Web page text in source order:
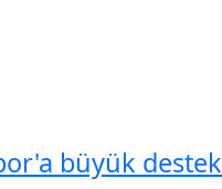
büyük destek